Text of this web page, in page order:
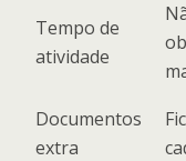
Tempo de
atividade
Documentos
extra